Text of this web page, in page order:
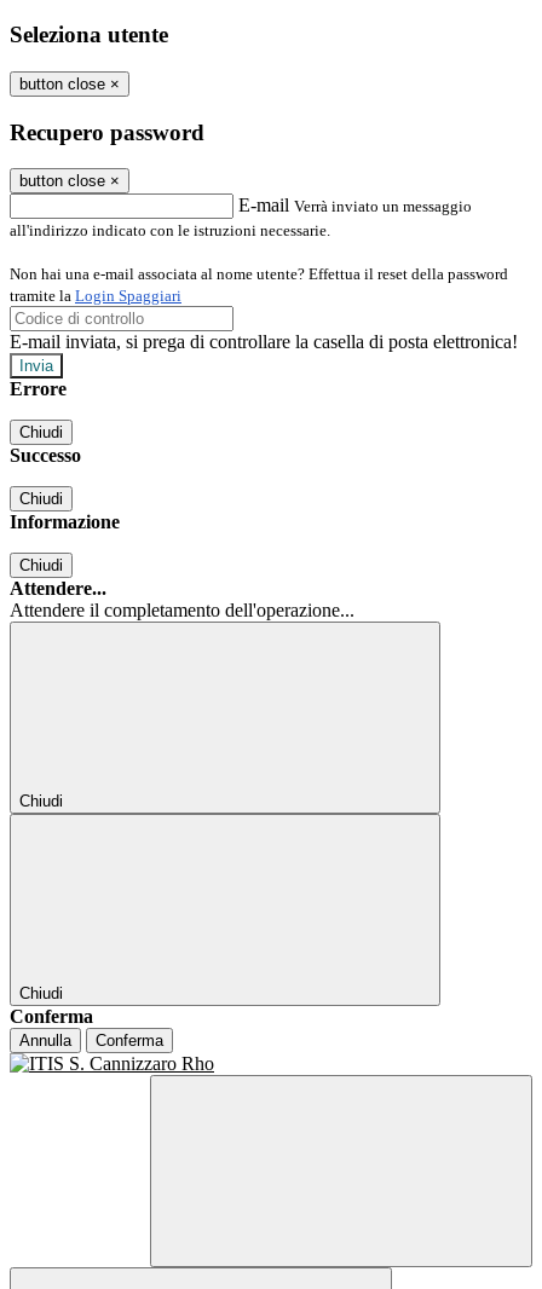
Seleziona utente
button close ×
Recupero password
button close ×
E-mail Verrà inviato un messaggio
all'indirizzo indicato con le istruzioni necessarie.
Non hai una e-mail associata al nome utente? Effettua il reset della password
tramite la Login Spaggiari
E-mail inviata, si prega di controllare la casella di posta elettronica!
Errore
Chiudi
Successo
Chiudi
Informazione
Chiudi
Attendere...
Attendere il completamento dell'operazione...
Chiudi
Chiudi
Conferma
Annulla Conferma